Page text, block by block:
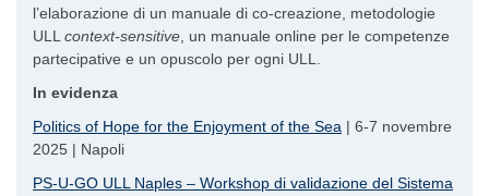
l’elaborazione di un manuale di co-creazione, metodologie
ULL context-sensitive , un manuale online per le competenze
partecipative e un opuscolo per ogni ULL.
In evidenza
Politics of Hope for the Enjoyment of the Sea | 6-7 novembre
2025 | Napoli
PS-U-GO ULL Naples – Workshop di validazione del Sistema